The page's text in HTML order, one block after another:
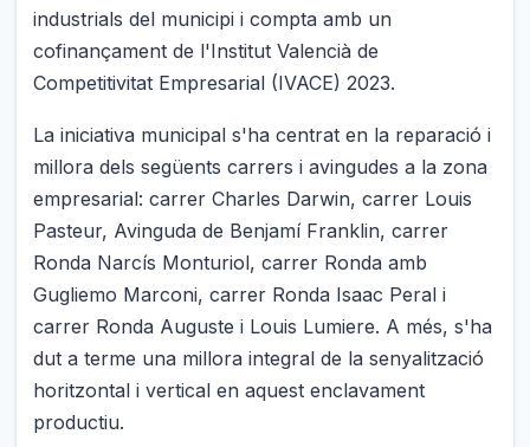
industrials del municipi i compta amb un
cofinançament de l'Institut Valencià de
Competitivitat Empresarial (IVACE) 2023.
La iniciativa municipal s'ha centrat en la reparació i
millora dels següents carrers i avingudes a la zona
empresarial: carrer Charles Darwin, carrer Louis
Pasteur, Avinguda de Benjamí Franklin, carrer
Ronda Narcís Monturiol, carrer Ronda amb
Gugliemo Marconi, carrer Ronda Isaac Peral i
carrer Ronda Auguste i Louis Lumiere. A més, s'ha
dut a terme una millora integral de la senyalització
horitzontal i vertical en aquest enclavament
productiu.